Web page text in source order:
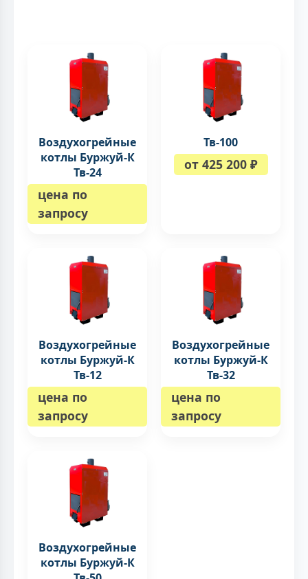
Воздухогрейные
котлы Буржуй-К
Тв-24
цена по
запросу
Тв-100
от 425 200 ₽
Воздухогрейные
котлы Буржуй-К
Тв-12
цена по
запросу
Воздухогрейные
котлы Буржуй-К
Тв-32
цена по
запросу
Воздухогрейные
котлы Буржуй-К